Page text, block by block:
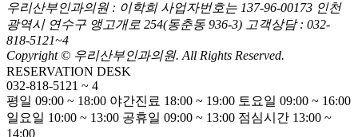
우리산부인과의원 : 이학희 사업자번호는 137-96-00173 인천
광역시 연수구 앵고개로 254(동춘동 936-3) 고객상담 : 032-
818-5121~4
Copyright © 우리산부인과의원. All Rights Reserved.
RESERVATION DESK
032-818-5121 ~ 4
평일 09:00 ~ 18:00 야간진료 18:00 ~ 19:00 토요일 09:00 ~ 16:00
일요일 10:00 ~ 13:00 공휴일 09:00 ~ 13:00 점심시간 13:00 ~
14:00